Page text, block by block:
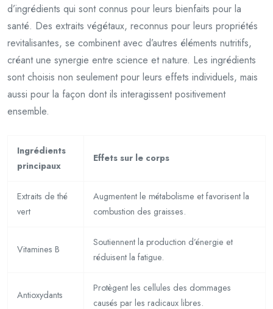
d’ingrédients qui sont connus pour leurs bienfaits pour la
santé. Des extraits végétaux, reconnus pour leurs propriétés
revitalisantes, se combinent avec d’autres éléments nutritifs,
créant une synergie entre science et nature. Les ingrédients
sont choisis non seulement pour leurs effets individuels, mais
aussi pour la façon dont ils interagissent positivement
ensemble.
Ingrédients
principaux
Effets sur le corps
Extraits de thé
vert
Augmentent le métabolisme et favorisent la
combustion des graisses.
Vitamines B
Soutiennent la production d’énergie et
réduisent la fatigue.
Antioxydants
Protègent les cellules des dommages
causés par les radicaux libres.